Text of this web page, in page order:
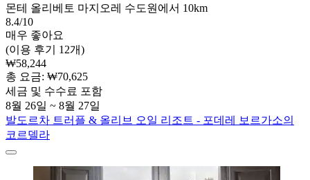
몬테 올리베토 마지오레 수도원에서 10km
8.4/10
매우 좋아요
(이용 후기 12개)
₩58,244
총 요금: ₩70,625
세금 및 수수료 포함
8월 26일 ~ 8월 27일
발도르차 트러플 & 올리브 오일 리조트 - 포데레 보르가소의
코르델라